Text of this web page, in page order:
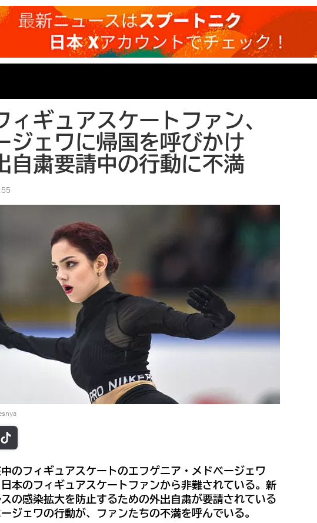
ィギュアスケートファン、
ジェワに帰国を呼びかけ
粛要請中の行動に不満
のフィギュアスケートのエフゲニア・メドベージェワ
日本のフィギュアスケートファンから非難されている。新
の感染拡大を防止するための外出自粛が要請されている
ジェワの行動が、ファンたちの不満を呼んでいる。